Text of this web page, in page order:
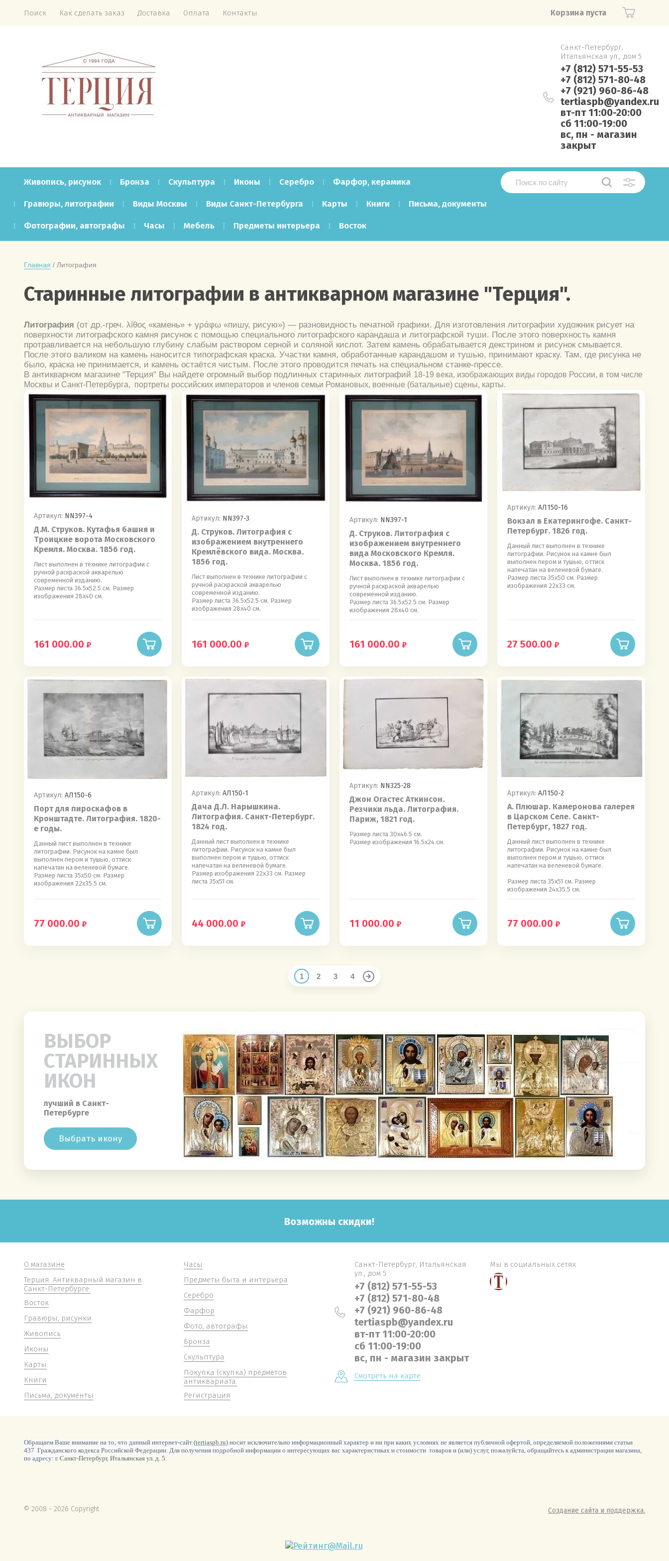
Поиск Как сделать заказ Доставка Оплата Контакты Корзина пуста
Санкт-Петербург,
Итальянская ул., дом 5
+7 (812) 571-55-53
+7 (812) 571-80-48
+7 (921) 960-86-48
tertiaspb@yandex.ru
вт-пт 11:00-20:00
сб 11:00-19:00
вс, пн - магазин
закрыт
Живопись, рисунок Бронза Скульптура Иконы Серебро Фарфор, керамика
Гравюры, литографии Виды Москвы Виды Санкт-Петербурга Карты Книги Письма, документы
Фотографии, автографы Часы Мебель Предметы интерьера Восток
Главная / Литография
Старинные литографии в антикварном магазине "Терция".
Литография (от др.-греч. λίθος «камень» + γράφω «пишу, рисую») — разновидность печатной графики. Для изготовления литографии художник рисует на
поверхности литографского камня рисунок с помощью специального литографского карандаша и литографской туши. После этого поверхность камня
протравливается на небольшую глубину слабым раствором серной и соляной кислот. Затем камень обрабатывается декстрином и рисунок смывается.
После этого валиком на камень наносится типографская краска. Участки камня, обработанные карандашом и тушью, принимают краску. Там, где рисунка не
было, краска не принимается, и камень остаётся чистым. После этого проводится печать на специальном станке-прессе.
В антикварном магазине "Терция" Вы найдете огромный выбор подлинных старинных литографий 18-19 века, изображающих виды городов России, в том числе
Москвы и Санкт-Петербурга, портреты российских императоров и членов семьи Романовых, военные (батальные) сцены, карты.
Артикул: NN397-4
Д.М. Струков. Кутафья башня и
Троицкие ворота Московского
Кремля. Москва. 1856 год.
Лист выполнен в технике литографии с
ручной раскраской акварелью
современной изданию.
Размер листа 36.5х52.5 см. Размер
изображения 28х40 см.
161 000.00
Артикул: NN397-3
Д. Струков. Литография с
изображением внутреннего
Кремлёвского вида. Москва.
1856 год.
Лист выполнен в технике литографии с
ручной раскраской акварелью
современной изданию.
Размер листа 36.5х52.5 см. Размер
изображения 28х40 см.
161 000.00
Артикул: NN397-1
Д. Струков. Литография с
изображением внутреннего
вида Московского Кремля.
Москва. 1856 год.
Лист выполнен в технике литографии с
ручной раскраской акварелью
современной изданию.
Размер листа 36.5х52.5 см. Размер
изображения 28х40 см.
161 000.00
Артикул: АЛ150-16
Вокзал в Екатерингофе. Санкт-
Петербург. 1826 год.
Данный лист выполнен в технике
литографии. Рисунок на камне был
выполнен пером и тушью, оттиск
напечатан на веленевой бумаге.
Размер листа 35х50 см. Размер
изображения 22х33 см.
27 500.00
Артикул: АЛ150-6
Порт для пироскафов в
Кронштадте. Литография. 1820-
е годы.
Данный лист выполнен в технике
литографии. Рисунок на камне был
выполнен пером и тушью, оттиск
напечатан на веленевой бумаге.
Размер листа 35х50 см. Размер
изображения 22х35.5 см.
77 000.00
Артикул: АЛ150-1
Дача Д.Л. Нарышкина.
Литография. Санкт-Петербург.
1824 год.
Данный лист выполнен в технике
литографии. Рисунок на камне был
выполнен пером и тушью, оттиск
напечатан на веленевой бумаге.
Размер изображения 22х33 см. Размер
листа 35х51 см.
44 000.00
Артикул: NN325-28
Джон Огастес Аткинсон.
Резчики льда. Литография.
Париж, 1821 год.
Размер листа 30х46.5 см.
Размер изображения 16.5х24 см.
11 000.00
Артикул: АЛ150-2
А. Плюшар. Камеронова галерея
в Царском Селе. Санкт-
Петербург, 1827 год.
Данный лист выполнен в технике
литографии. Рисунок на камне был
выполнен пером и тушью, оттиск
напечатан на веленевой бумаге.
Размер листа 35х51 см. Размер
изображения 24х35.5 см.
77 000.00
1 2 3 4
ВЫБОР
СТАРИННЫХ
ИКОН
лучший в Санкт-
Петербурге
Выбрать икону
Возможны скидки!
О магазине
Терция. Антикварный магазин в
Санкт-Петербурге.
Восток
Гравюры, рисунки
Живопись
Иконы
Карты
Книги
Письма, документы
Часы
Предметы быта и интерьера
Серебро
Фарфор
Фото, автографы
Бронза
Скульптура
Покупка (скупка) предметов
антиквариата.
Регистрация
Санкт-Петербург, Итальянская
ул., дом 5
+7 (812) 571-55-53
+7 (812) 571-80-48
+7 (921) 960-86-48
tertiaspb@yandex.ru
вт-пт 11:00-20:00
сб 11:00-19:00
вс, пн - магазин закрыт
Смотреть на карте
Мы в социальных сетях
Обращаем Ваше внимание на то, что данный интернет-сайт (tertiaspb.ru) носит исключительно информационный характер и ни при каких условиях не является публичной офертой, определяемой положениями статьи
437 Гражданского кодекса Российской Федерации. Для получения подробной информации о интересующих вас характеристиках и стоимости товаров и (или) услуг, пожалуйста, обращайтесь к администрации магазина,
по адресу: г. Санкт-Петербург, Итальянская ул. д. 5.
© 2008 - 2026 Copyright Создание сайта и поддержка.